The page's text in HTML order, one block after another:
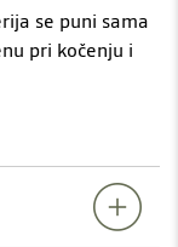
se puni sama
pri kočenju i